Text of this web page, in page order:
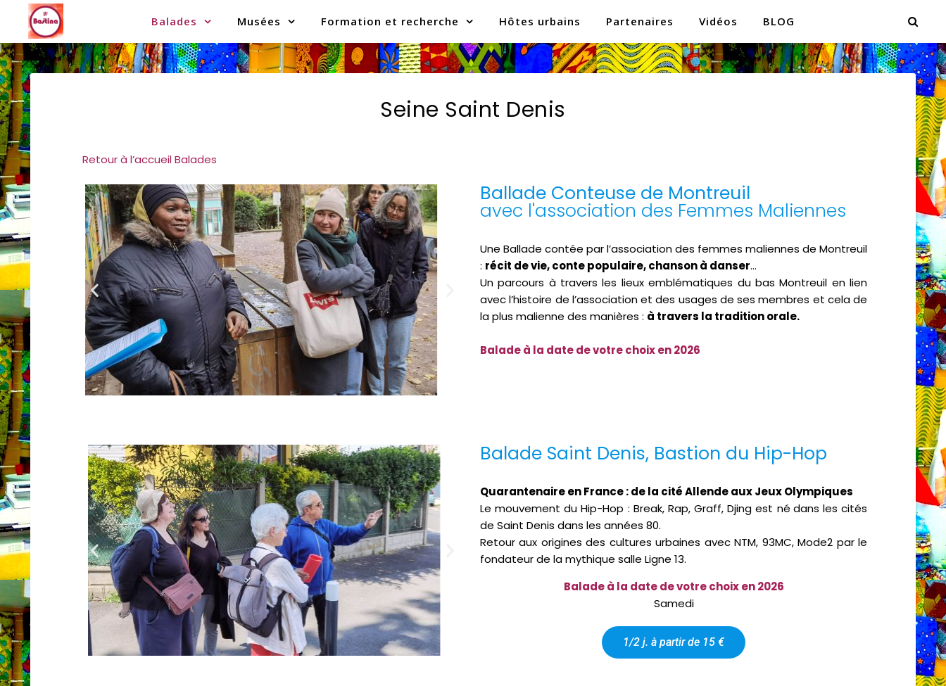
Balades Musées Formation et recherche Hôtes urbains Partenaires Vidéos BLOG
Seine Saint Denis
Retour à l’accueil Balades
Ballade Conteuse de Montreuil
avec l'association des Femmes Maliennes
Une Ballade contée par l’association des femmes maliennes de Montreuil
: récit de vie, conte populaire, chanson à danser…
Un parcours à travers les lieux emblématiques du bas Montreuil en lien
avec l’histoire de l’association et des usages de ses membres et cela de
la plus malienne des manières : à travers la tradition orale.
Balade à la date de votre choix en 2026
Balade Saint Denis, Bastion du Hip-Hop
Quarantenaire en France : de la cité Allende aux Jeux Olympiques
Le mouvement du Hip-Hop : Break, Rap, Graff, Djing est né dans les cités
de Saint Denis dans les années 80.
Retour aux origines des cultures urbaines avec NTM, 93MC, Mode2 par le
fondateur de la mythique salle Ligne 13.
Balade à la date de votre choix en 2026
Samedi
1/2 j. à partir de 15 €